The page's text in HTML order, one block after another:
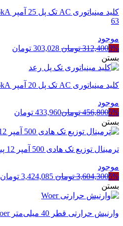
63
موجود
3%
312,400 تومان قیمت
312,400 تومان
303,028 تومان
بستن
کلید مینیاتوری AC تک پل 20 آمپر 6kA رعد مدل RB/M-1P-20A
موجود
5%
456,800 تومان433,960 تومان
بستن
ترمینال توزیع تک هادی 500 آمپر 12 پیچ tbloc مدل SDB-500A
موجود
5%
3,604,300 تومان قیمت
3,424,085 تومان
بستن
وارنیش حرارتی قطر 40 میلی‌متر Woer مدل SGP040